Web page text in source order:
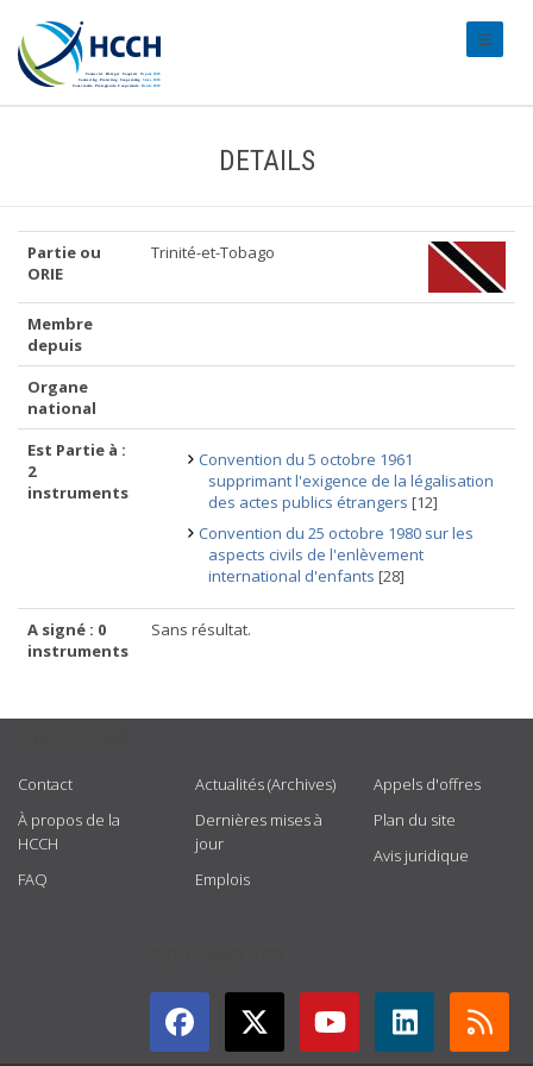
DETAILS
Partie ou
ORIE
Trinité-et-Tobago
Membre
depuis
Organe
national
Est Partie à :
2
instruments
Convention du 5 octobre 1961
supprimant l'exigence de la légalisation
des actes publics étrangers [12]
Convention du 25 octobre 1980 sur les
aspects civils de l'enlèvement
international d'enfants [28]
A signé : 0
instruments
Sans résultat.
Contact
À propos de la
HCCH
FAQ
Actualités (Archives)
Dernières mises à
jour
Emplois
Appels d'offres
Plan du site
Avis juridique